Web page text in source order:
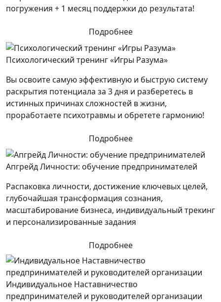
погружения + 1 месяц поддержки до результата!
Подробнее
Психологический тренинг «Игры Разума»
Вы освоите самую эффективную и быструю систему
раскрытия потенциала за 3 дня и разберетесь в
истинных причинах сложностей в жизни,
проработаете психотравмы и обретете гармонию!
Подробнее
Апгрейд Личности: обучение предпринимателей
Распаковка личности, достижение ключевых целей,
глубочайшая трансформация сознания,
масштабирование бизнеса, индивидуальный трекинг
и персонализированные задания
Подробнее
Индивидуальное Наставничество
предпринимателей и руководителей организации